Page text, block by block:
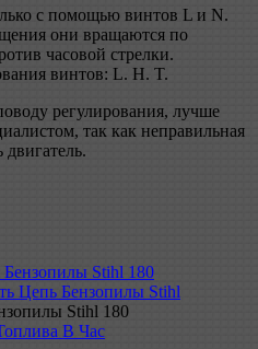
с помощью винтов L и N.
они вращаются по
часовой стрелки.
винтов: L. H. T.
регулирования, лучше
так как неправильная
Бензопилы Stihl 180
Цепь Бензопилы Stihl
Stihl 180
В Час